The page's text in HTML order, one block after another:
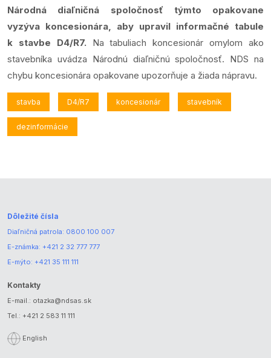
Národná diaľničná spoločnosť týmto opakovane
vyzýva koncesionára, aby upravil informačné tabule
k stavbe D4/R7. Na tabuliach koncesionár omylom ako
stavebníka uvádza Národnú diaľničnú spoločnosť. NDS na
chybu koncesionára opakovane upozorňuje a žiada nápravu.
stavba D4/R7 koncesionár stavebník
dezinformácie
Dôležité čísla
Diaľničná patrola: 0800 100 007
E-známka: +421 2 32 777 777
E-mýto: +421 35 111 111
Kontakty
E-mail.: otazka@ndsas.sk
Tel.: +421 2 583 11 111
English